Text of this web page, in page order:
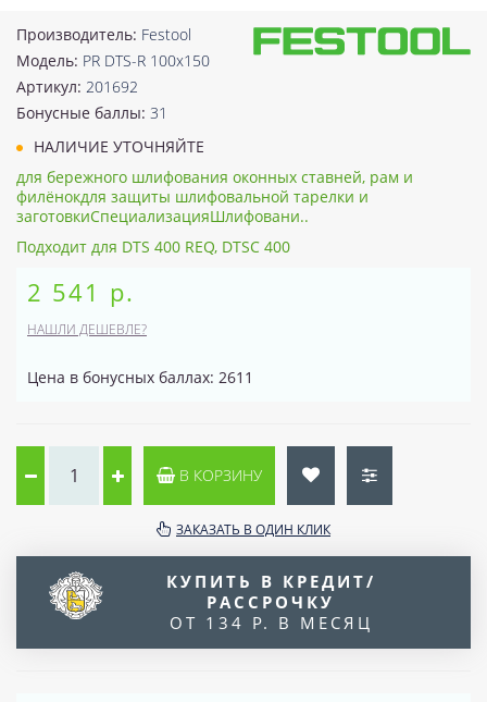
Производитель: Festool
Модель: PR DTS-R 100x150
Артикул: 201692
Бонусные баллы: 31
НАЛИЧИЕ УТОЧНЯЙТЕ
для бережного шлифования оконных ставней, рам и
филёнокдля защиты шлифовальной тарелки и
заготовкиСпециализацияШлифовани..
Подходит для DTS 400 REQ, DTSC 400
2 541 р.
НАШЛИ ДЕШЕВЛЕ?
Цена в бонусных баллах: 2611
В КОРЗИНУ
ЗАКАЗАТЬ В ОДИН КЛИК
КУПИТЬ В КРЕДИТ/
РАССРОЧКУ
ОТ 134 Р. В МЕСЯЦ